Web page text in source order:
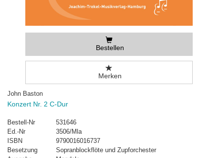
Bestellen
Merken
John Baston
Konzert Nr. 2 C-Dur
Bestell-Nr
531646
Ed.-Nr
3506/Mla
ISBN
9790016016737
Besetzung
Sopranblockflöte und Zupforchester